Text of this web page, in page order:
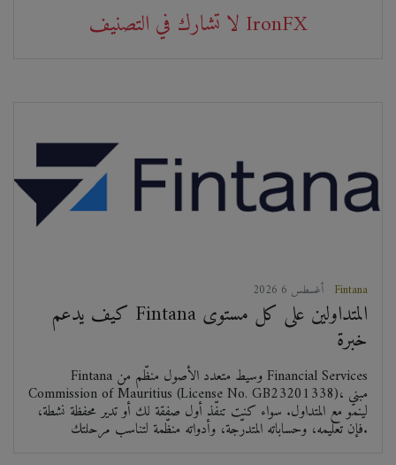
لا تشارك في التصنيف IronFX
Fintana
كيف يدعم Fintana المتداولين على كل مستوى
خبرة
Fintana وسيط متعدد الأصول منظّم من Financial Services
Commission of Mauritius (License No. GB23201338)، مبني
لينمو مع المتداول. سواء كنت تنفّذ أول صفقة لك أو تدير محفظة نشطة،
فإن تعليمه، وحساباته المتدرّجة، وأدواته منظّمة لتناسب مرحلتك.